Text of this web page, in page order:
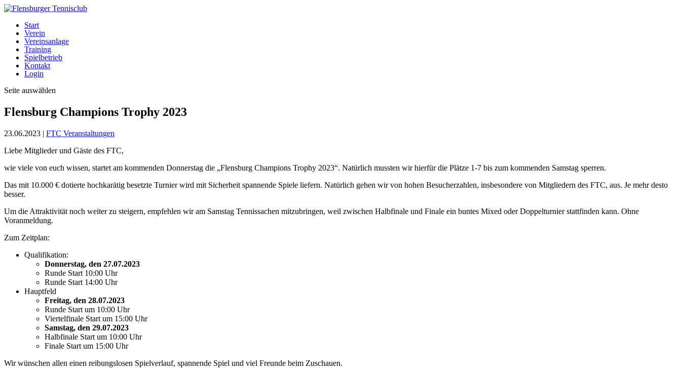
Start
Verein
Vereinsanlage
Training
Spielbetrieb
Kontakt
Login
Seite auswählen
Flensburg Champions Trophy 2023
23.06.2023 | FTC Veranstaltungen
Liebe Mitglieder und Gäste des FTC,
wie viele von euch wissen, startet am kommenden Donnerstag die „Flensburg Champions Trophy 2023“. Natürlich mussten wir hierfür die Plätze 1-7 bis zum kommenden Samstag sperren.
Das mit 10.000 € dotierte hochkarätig besetzte Turnier wird mit Sicherheit spannende Spiele liefern. Natürlich gehen wir von hohen Besucherzahlen, insbesondere von Mitgliedern des FTC, aus. Je mehr desto
besser.
Um die Attraktivität noch weiter zu steigern, empfehlen wir am Samstag Tennissachen mitzubringen, weil zwischen Halbfinale und Finale ein buntes Mixed oder Doppelturnier stattfinden kann. Ohne
Voranmeldung.
Zum Zeitplan:
Qualifikation:
Donnerstag, den 27.07.2023
Runde Start 10:00 Uhr
Runde Start 14:00 Uhr
Hauptfeld
Freitag, den 28.07.2023
Runde Start um 10:00 Uhr
Viertelfinale Start um 15:00 Uhr
Samstag, den 29.07.2023
Halbfinale Start um 10:00 Uhr
Finale Start um 15:00 Uhr
Wir wünschen allen einen reibungslosen Spielverlauf, spannende Spiel und viel Freunde beim Zuschauen.